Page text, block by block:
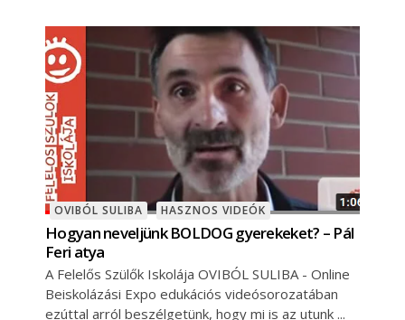
OVIBÓL SULIBA HASZNOS VIDEÓK
Hogyan neveljünk BOLDOG gyerekeket? – Pál
Feri atya
A Felelős Szülők Iskolája OVIBÓL SULIBA - Online
Beiskolázási Expo edukációs videósorozatában
ezúttal arról beszélgetünk, hogy mi is az utunk